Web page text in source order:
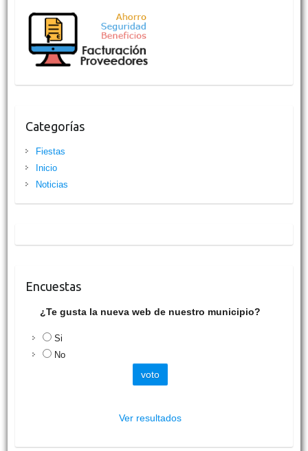
Categorías
Fiestas
Inicio
Noticias
Encuestas
¿Te gusta la nueva web de nuestro municipio?
Si
No
Ver resultados